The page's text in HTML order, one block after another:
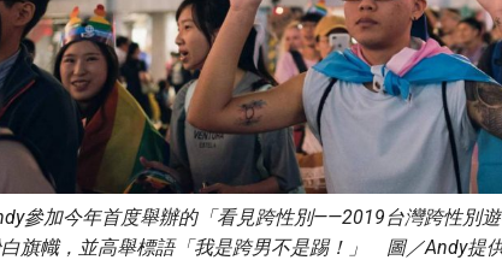
參加今年首度舉辦的「看見跨性別——2019台灣跨性別
旗幟，並高舉標語「我是跨男不是踢！」 圖／Andy提